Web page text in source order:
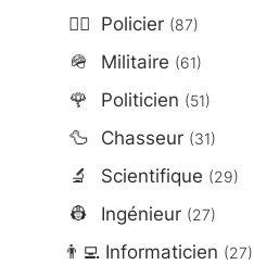
👮‍♂️ Policier (87)
🪖 Militaire (61)
🌹 Politicien (51)
🦆 Chasseur (31)
🔬 Scientifique (29)
👷 Ingénieur (27)
👨‍💻Informaticien (27)